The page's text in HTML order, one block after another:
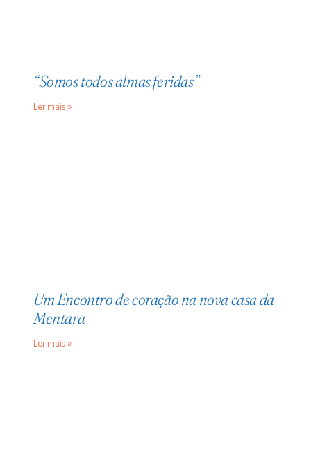
“Somos todos almas feridas”
Ler mais »
Um Encontro de coração na nova casa da
Mentara
Ler mais »